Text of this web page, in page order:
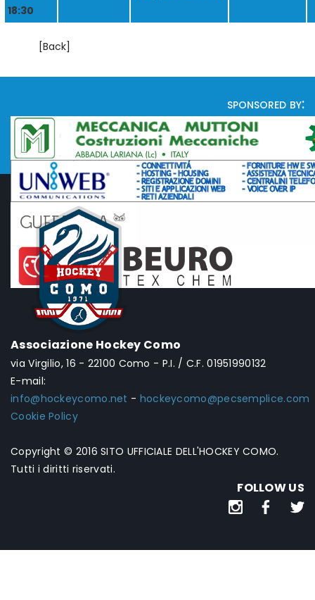
18:30
[Back]
sponsored by:
Associazione Hockey Como
via Virgilio, 16 - 22100 Como - P.I. / C.F. 01951990132
E-mail:
info@hockeycomo.net - hockeycomo@pecsemplice.com
Cookie Policy
Copyright © 2016 SITO UFFICIALE DELL'HOCKEY COMO.
Tutti i diritti riservati.
FOLLOW US